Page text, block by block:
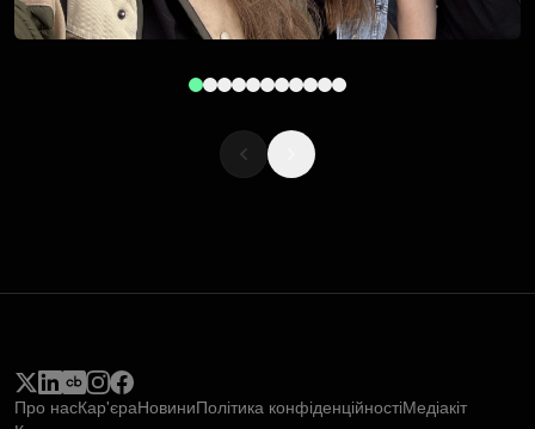
Про насКар'єраНовиниПолітика конфіденційностіМедіакіт